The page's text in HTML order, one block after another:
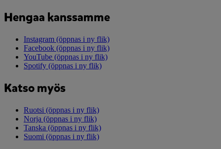
Hengaa kanssamme
Instagram (öppnas i ny flik)
Facebook (öppnas i ny flik)
YouTube (öppnas i ny flik)
Spotify (öppnas i ny flik)
Katso myös
Ruotsi (öppnas i ny flik)
Norja (öppnas i ny flik)
Tanska (öppnas i ny flik)
Suomi (öppnas i ny flik)